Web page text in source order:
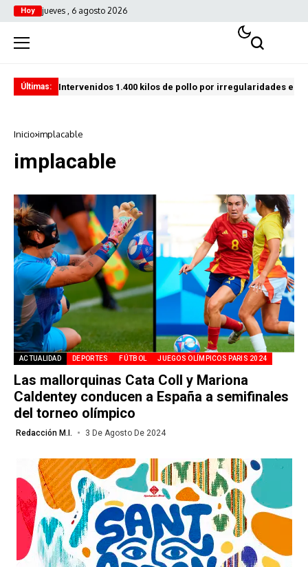
Hoy jueves , 6 agosto 2026
Últimas: Intervenidos 1.400 kilos de pollo por irregularidades en
Inicio implacable
implacable
ACTUALIDAD DEPORTES FÚTBOL JUEGOS OLÍMPICOS PARIS 2024
Las mallorquinas Cata Coll y Mariona
Caldentey conducen a España a semifinales
del torneo olímpico
Redacción M.I. 3 De Agosto De 2024